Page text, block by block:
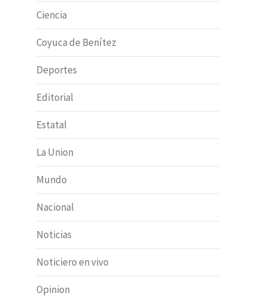
Ciencia
Coyuca de Benítez
Deportes
Editorial
Estatal
La Union
Mundo
Nacional
Noticias
Noticiero en vivo
Opinion